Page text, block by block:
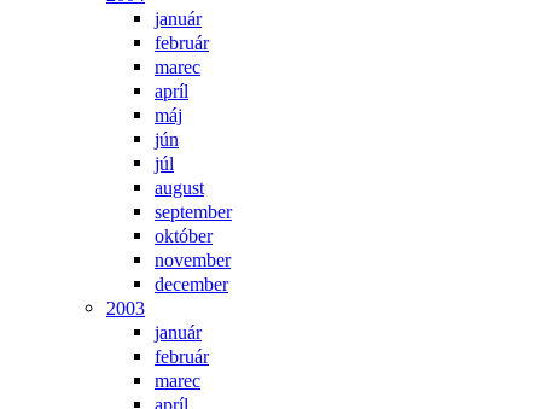
január
február
marec
apríl
máj
jún
júl
august
september
október
november
december
2003
január
február
marec